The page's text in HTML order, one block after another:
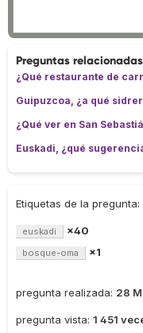
Preguntas relacionadas
¿Qué restaurante de
Guipuzcoa, ¿a qué
¿Qué ver en San
Euskadi, ¿qué
Etiquetas de la pregunta:
euskadi ×40
bosque-oma ×1
pregunta realizada: 28
pregunta vista: 1 451